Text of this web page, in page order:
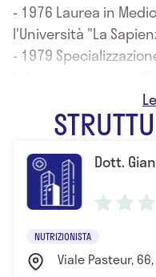
- 1976 Laurea in
l'Università "La
- 1979
- 1982
l'Università "La
- 1994
l'Università "Tor
- 2003
dell'Alimentazione
di Roma
Dott.
NUTRIZIONISTA
Viale Pasteur,